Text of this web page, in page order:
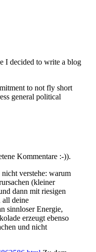
I decided to write a blog
to not fly short
general political
Kommentare :-)).
verstehe: warum
(kleiner
dann mit riesigen
all deine
sinnloser Energie,
erzeugt ebenso
und nicht